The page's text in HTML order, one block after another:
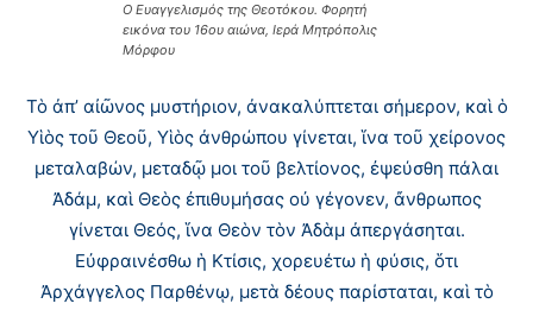
Ο Ευαγγελισμός της Θεοτόκου. Φορητή
εικόνα του 16ου αιώνα, Ιερά Μητρόπολις
Μόρφου
Τὸ ἀπ’ αἰῶνος μυστήριον, ἀνακαλύπτεται σήμερον, καὶ ὁ
Υἱὸς τοῦ Θεοῦ, Υἱὸς ἀνθρώπου γίνεται, ἵνα τοῦ χείρονος
μεταλαβών, μεταδῷ μοι τοῦ βελτίονος, ἐψεύσθη πάλαι
Ἀδάμ, καὶ Θεὸς ἐπιθυμήσας οὐ γέγονεν, ἄνθρωπος
γίνεται Θεός, ἵνα Θεὸν τὸν Ἀδὰμ ἀπεργάσηται.
Εὐφραινέσθω ἡ Κτίσις, χορευέτω ἡ φύσις, ὅτι
Ἀρχάγγελος Παρθένῳ, μετὰ δέους παρίσταται, καὶ τὸ